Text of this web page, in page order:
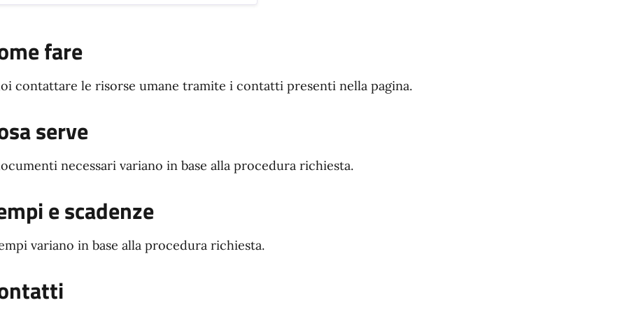
fare
contattare le risorse umane tramite i contatti presenti nella pagina.
serve
necessari variano in base alla procedura richiesta.
e scadenze
variano in base alla procedura richiesta.